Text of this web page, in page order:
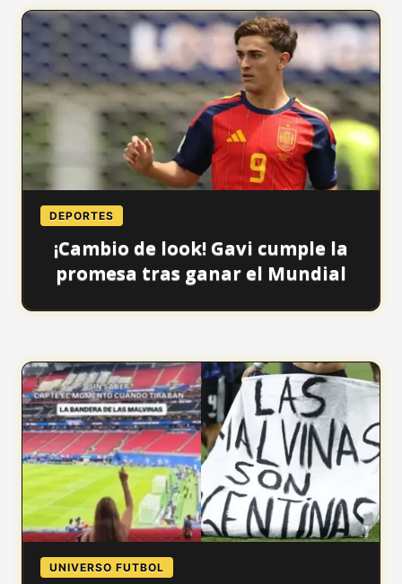
DEPORTES
¡Cambio de look! Gavi cumple la
promesa tras ganar el Mundial
UNIVERSO FUTBOL